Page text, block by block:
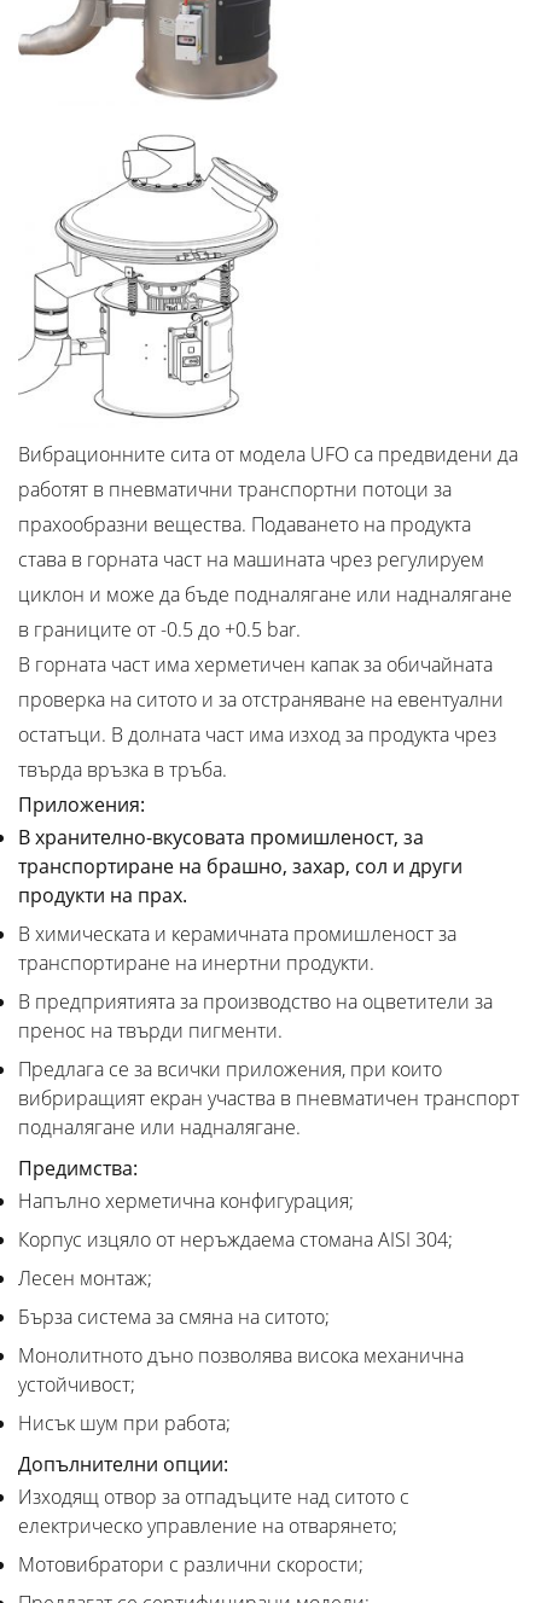
Вибрационните сита от модела UFO са предвидени да
работят в пневматични транспортни потоци за
прахообразни вещества. Подаването на продукта
става в горната част на машината чрез регулируем
циклон и може да бъде подналягане или надналягане
в границите от -0.5 до +0.5 bar.
В горната част има херметичен капак за обичайната
проверка на ситото и за отстраняване на евентуални
остатъци. В долната част има изход за продукта чрез
твърда връзка в тръба.
Приложения:
В хранително-вкусовата промишленост, за
транспортиране на брашно, захар, сол и други
продукти на прах.
В химическата и керамичната промишленост за
транспортиране на инертни продукти.
В предприятията за производство на оцветители за
пренос на твърди пигменти.
Предлага се за всички приложения, при които
вибриращият екран участва в пневматичен транспорт
подналягане или надналягане.
Предимства:
Напълно херметична конфигурация;
Корпус изцяло от неръждаема стомана AISI 304;
Лесен монтаж;
Бърза система за смяна на ситото;
Монолитното дъно позволява висока механична
устойчивост;
Нисък шум при работа;
Допълнителни опции:
Изходящ отвор за отпадъците над ситото с
електрическо управление на отварянето;
Мотовибратори с различни скорости;